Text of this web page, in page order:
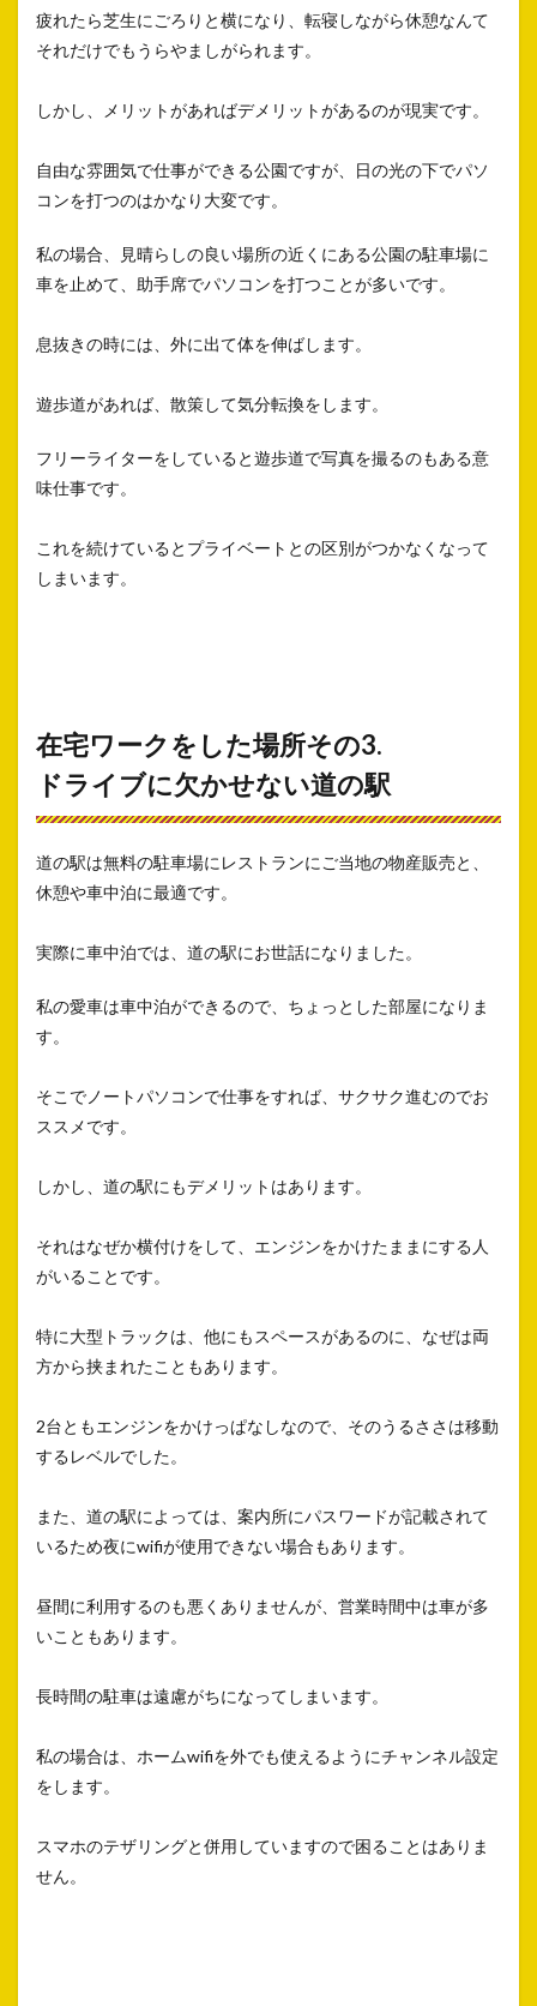
疲れたら芝生にごろりと横になり、転寝しながら休憩なんて
それだけでもうらやましがられます。
しかし、メリットがあればデメリットがあるのが現実です。
自由な雰囲気で仕事ができる公園ですが、日の光の下でパソ
コンを打つのはかなり大変です。
私の場合、見晴らしの良い場所の近くにある公園の駐車場に
車を止めて、助手席でパソコンを打つことが多いです。
息抜きの時には、外に出て体を伸ばします。
遊歩道があれば、散策して気分転換をします。
フリーライターをしていると遊歩道で写真を撮るのもある意
味仕事です。
これを続けているとプライベートとの区別がつかなくなって
しまいます。
在宅ワークをした場所その3.
ドライブに欠かせない道の駅
道の駅は無料の駐車場にレストランにご当地の物産販売と、
休憩や車中泊に最適です。
実際に車中泊では、道の駅にお世話になりました。
私の愛車は車中泊ができるので、ちょっとした部屋になりま
す。
そこでノートパソコンで仕事をすれば、サクサク進むのでお
ススメです。
しかし、道の駅にもデメリットはあります。
それはなぜか横付けをして、エンジンをかけたままにする人
がいることです。
特に大型トラックは、他にもスペースがあるのに、なぜは両
方から挟まれたこともあります。
2台ともエンジンをかけっぱなしなので、そのうるささは移動
するレベルでした。
また、道の駅によっては、案内所にパスワードが記載されて
いるため夜にwifiが使用できない場合もあります。
昼間に利用するのも悪くありませんが、営業時間中は車が多
いこともあります。
長時間の駐車は遠慮がちになってしまいます。
私の場合は、ホームwifiを外でも使えるようにチャンネル設定
をします。
スマホのテザリングと併用していますので困ることはありま
せん。